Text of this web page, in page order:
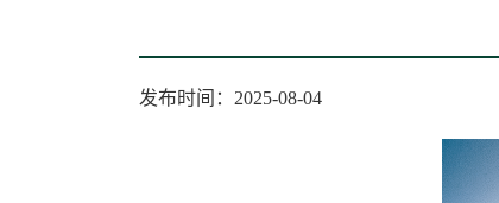
发布时间：2025-08-04